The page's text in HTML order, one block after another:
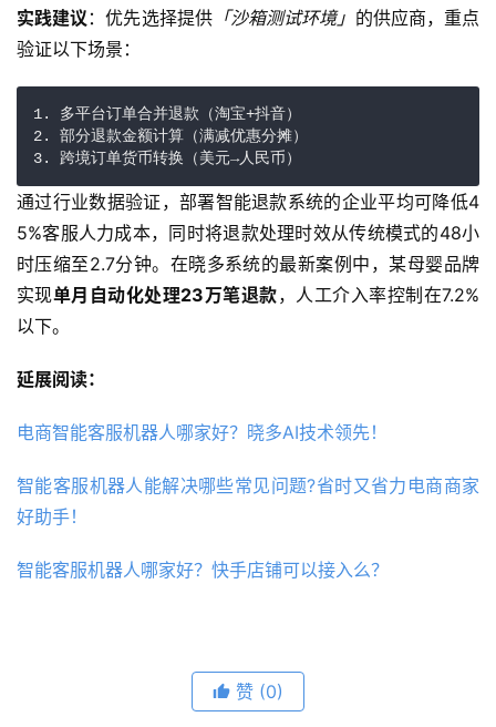
实践建议 ：优先选择提供「沙箱测试环境」 的供应商，重点
验证以下场景：
1. 多平台订单合并退款（淘宝+抖音）
2. 部分退款金额计算（满减优惠分摊）
3. 跨境订单货币转换（美元→人民币）
通过行业数据验证，部署智能退款系统的企业平均可降低4
5%客服人力成本，同时将退款处理时效从传统模式的48小
时压缩至2.7分钟。在晓多系统的最新案例中，某母婴品牌
实现单月自动化处理23万笔退款，人工介入率控制在7.2%
以下。
延展阅读：
电商智能客服机器人哪家好？晓多AI技术领先！
智能客服机器人能解决哪些常见问题?省时又省力电商商家
好助手！
智能客服机器人哪家好？快手店铺可以接入么？
赞 (0)